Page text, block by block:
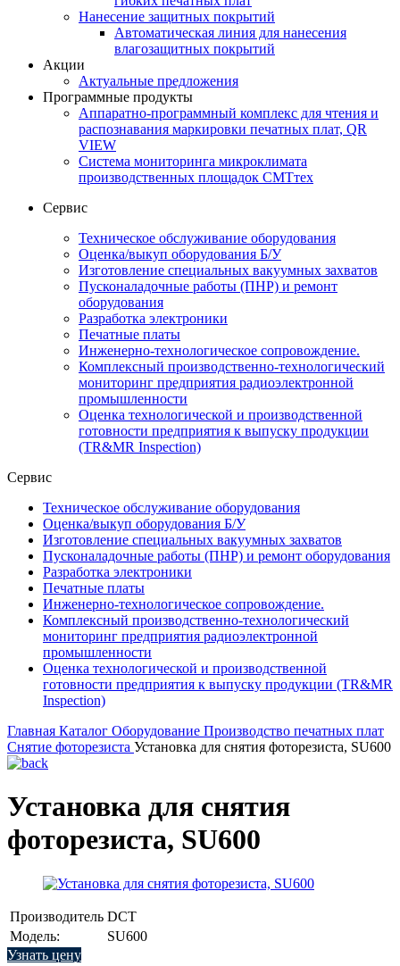
Нанесение защитных покрытий
Автоматическая линия для нанесения
влагозащитных покрытий
Акции
Актуальные предложения
Программные продукты
Аппаратно-программный комплекс для чтения и
распознавания маркировки печатных плат, QR
VIEW
Система мониторинга микроклимата
производственных площадок СМТтех
Сервис
Техническое обслуживание оборудования
Оценка/выкуп оборудования Б/У
Изготовление специальных вакуумных захватов
Пусконаладочные работы (ПНР) и ремонт
оборудования
Разработка электроники
Печатные платы
Инженерно-технологическое сопровождение.
Комплексный производственно-технологический
мониторинг предприятия радиоэлектронной
промышленности
Оценка технологической и производственной
готовности предприятия к выпуску продукции
(TR&MR Inspection)
Сервис
Техническое обслуживание оборудования
Оценка/выкуп оборудования Б/У
Изготовление специальных вакуумных захватов
Пусконаладочные работы (ПНР) и ремонт оборудования
Разработка электроники
Печатные платы
Инженерно-технологическое сопровождение.
Комплексный производственно-технологический
мониторинг предприятия радиоэлектронной
промышленности
Оценка технологической и производственной
готовности предприятия к выпуску продукции (TR&MR
Inspection)
Главная Каталог Оборудование Производство печатных плат
Снятие фоторезиста Установка для снятия фоторезиста, SU600
Установка для снятия
фоторезиста, SU600
Производитель DCT
Модель:
SU600
Узнать цену